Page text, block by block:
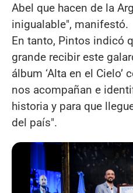
Abel que hacen de la
inigualable", manifestó.
En tanto, Pintos indicó
grande recibir este
álbum ‘Alta en el
nos acompañan e
historia y para que
del país".